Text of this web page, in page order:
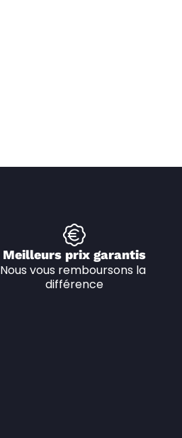
Meilleurs prix garantis
Nous vous remboursons la
différence